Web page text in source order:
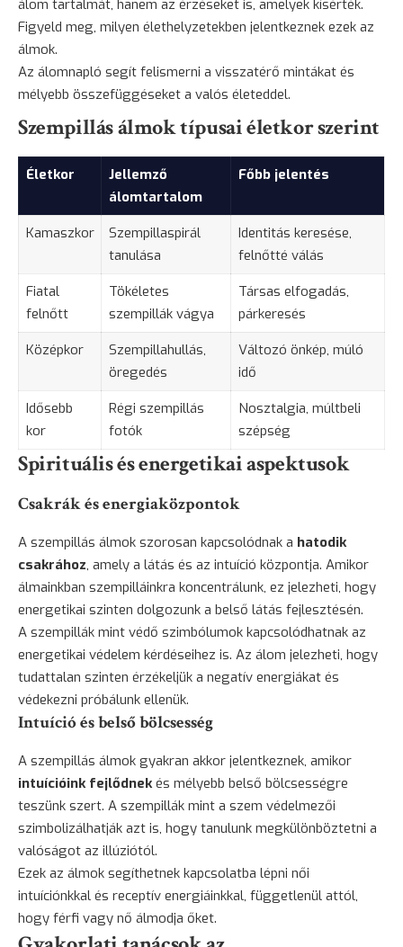
álom tartalmát, hanem az érzéseket is, amelyek kísérték.
Figyeld meg, milyen élethelyzetekben jelentkeznek ezek az
álmok.
Az álomnapló segít felismerni a visszatérő mintákat és
mélyebb összefüggéseket a valós életeddel.
Szempillás álmok típusai életkor szerint
Életkor
Jellemző
álomtartalom
Főbb jelentés
Kamaszkor
Szempillaspirál
tanulása
Identitás keresése,
felnőtté válás
Fiatal
felnőtt
Tökéletes
szempillák vágya
Társas elfogadás,
párkeresés
Középkor
Szempillahullás,
öregedés
Változó önkép, múló
idő
Idősebb
kor
Régi szempillás
fotók
Nosztalgia, múltbeli
szépség
Spirituális és energetikai aspektusok
Csakrák és energiaközpontok
A szempillás álmok szorosan kapcsolódnak a hatodik
csakrához, amely a látás és az intuíció központja. Amikor
álmainkban szempilláinkra koncentrálunk, ez jelezheti, hogy
energetikai szinten dolgozunk a belső látás fejlesztésén.
A szempillák mint védő szimbólumok kapcsolódhatnak az
energetikai védelem kérdéseihez is. Az álom jelezheti, hogy
tudattalan szinten érzékeljük a negatív energiákat és
védekezni próbálunk ellenük.
Intuíció és belső bölcsesség
A szempillás álmok gyakran akkor jelentkeznek, amikor
intuícióink fejlődnekés mélyebb belső bölcsességre
teszünk szert. A szempillák mint a szem védelmezői
szimbolizálhatják azt is, hogy tanulunk megkülönböztetni a
valóságot az illúziótól.
Ezek az álmok segíthetnek kapcsolatba lépni női
intuíciónkkal és receptív energiáinkkal, függetlenül attól,
hogy férfi vagy nő álmodja őket.